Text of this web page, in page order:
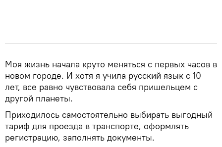
Моя жизнь начала круто меняться с первых часов в
новом городе. И хотя я учила русский язык с 10
лет, все равно чувствовала себя пришельцем с
другой планеты.
Приходилось самостоятельно выбирать выгодный
тариф для проезда в транспорте, оформлять
регистрацию, заполнять документы.